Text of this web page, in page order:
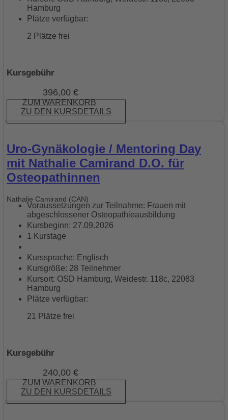
Hamburg
Plätze verfügbar:
2 Plätze frei
Kursgebühr
396,00 €
ZUM WARENKORB
ZU DEN KURSDETAILS
Uro-Gynäkologie / Mentoring Day
mit Nathalie Camirand D.O. für
Osteopathinnen
Nathalie Camirand (CAN)
Voraussetzungen zur Teilnahme: Frauen mit
abgeschlossener Osteopathieausbildung
Kursbeginn: 27.09.2026
1 Kurstage
Kurssprache: Englisch
Kursgröße: 28 Teilnehmer
Kursort: OSD Hamburg, Weidestr. 118c, 22083
Hamburg
Plätze verfügbar:
21 Plätze frei
Kursgebühr
240,00 €
ZUM WARENKORB
ZU DEN KURSDETAILS